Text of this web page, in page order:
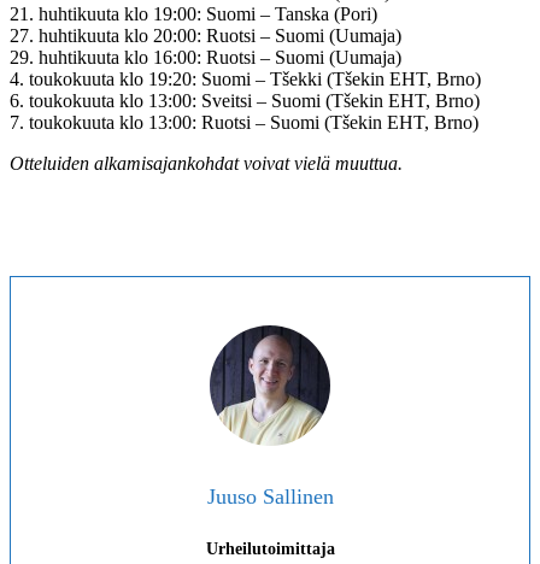
21. huhtikuuta klo 19:00: Suomi – Tanska (Pori)
27. huhtikuuta klo 20:00: Ruotsi – Suomi (Uumaja)
29. huhtikuuta klo 16:00: Ruotsi – Suomi (Uumaja)
4. toukokuuta klo 19:20: Suomi – Tšekki (Tšekin EHT, Brno)
6. toukokuuta klo 13:00: Sveitsi – Suomi (Tšekin EHT, Brno)
7. toukokuuta klo 13:00: Ruotsi – Suomi (Tšekin EHT, Brno)
Otteluiden alkamisajankohdat voivat vielä muuttua.
Juuso Sallinen
Urheilutoimittaja